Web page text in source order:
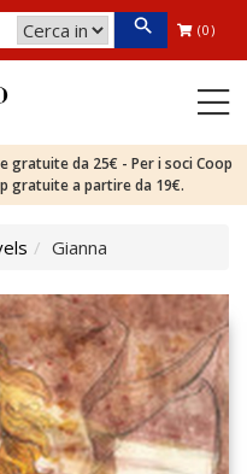
(0)
gratuite da 25€ - Per i soci Coop
gratuite a partire da 19€.
Gianna